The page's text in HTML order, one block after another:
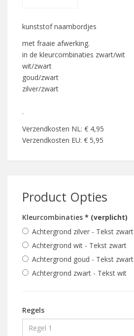
kunststof naambordjes
met fraaie afwerking.
in de kleurcombinaties zwart/wit
wit/zwart
goud/zwart
zilver/zwart
.
Verzendkosten NL: € 4,95
Verzendkosten EU: € 5,95
Product Opties
Kleurcombinaties * (verplicht)
Achtergrond zilver - Tekst zwart
Achtergrond wit - Tekst zwart
Achtergrond goud - Tekst zwart
Achtergrond zwart - Tekst wit
Regels